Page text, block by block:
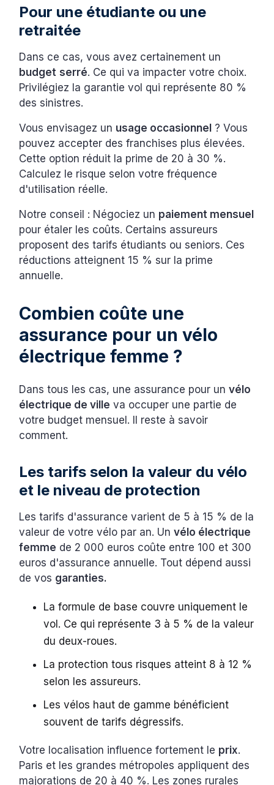
Pour une étudiante ou une
retraitée
Dans ce cas, vous avez certainement un
budget serré. Ce qui va impacter votre choix.
Privilégiez la garantie vol qui représente 80 %
des sinistres.
Vous envisagez un usage occasionnel ? Vous
pouvez accepter des franchises plus élevées.
Cette option réduit la prime de 20 à 30 %.
Calculez le risque selon votre fréquence
d'utilisation réelle.
Notre conseil : Négociez un paiement mensuel
pour étaler les coûts. Certains assureurs
proposent des tarifs étudiants ou seniors. Ces
réductions atteignent 15 % sur la prime
annuelle.
Combien coûte une
assurance pour un vélo
électrique femme ?
Dans tous les cas, une assurance pour unvélo
électrique de ville va occuper une partie de
votre budget mensuel. Il reste à savoir
comment.
Les tarifs selon la valeur du vélo
et le niveau de protection
Les tarifs d'assurance varient de 5 à 15 % de la
valeur de votre vélo par an. Unvélo électrique
femme de 2 000 euros coûte entre 100 et 300
euros d'assurance annuelle. Tout dépend aussi
de vos garanties.
La formule de base couvre uniquement le
vol. Ce qui représente 3 à 5 % de la valeur
du deux-roues.
La protection tous risques atteint 8 à 12 %
selon les assureurs.
Les vélos haut de gamme bénéficient
souvent de tarifs dégressifs.
Votre localisation influence fortement le prix.
Paris et les grandes métropoles appliquent des
majorations de 20 à 40 %. Les zones rurales